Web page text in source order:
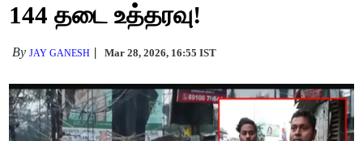
144 தடை உத்தரவு!
ByJAY GANESH Mar 28, 2026, 16:55 IST